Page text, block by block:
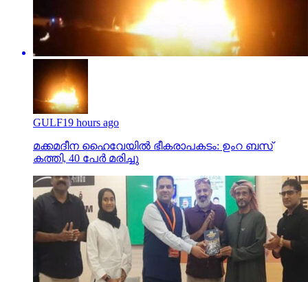
GULF19 hours ago
മക്കമദീന ഹൈവേയില്‍ ഭീകരാപകടം: ഉംറ ബസ്
കത്തി, 40 പേര്‍ മരിച്ചു